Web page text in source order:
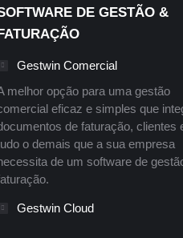
DE GESTÃO &
Gestwin Comercial
melhor opção para uma gestão
eficaz e simples que
de faturação, clientes
o demais que a sua empresa
de um software de
Gestwin Cloud